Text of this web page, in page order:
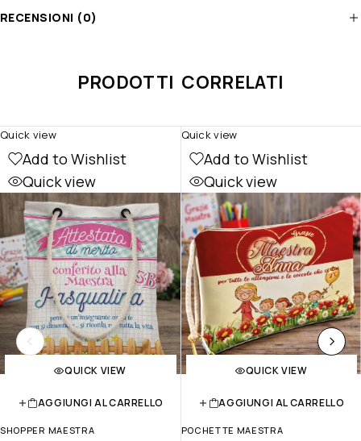
RECENSIONI (0)
PRODOTTI CORRELATI
Add to Wishlist
Quick view
QUICK VIEW
AGGIUNGI AL CARRELLO
SHOPPER MAESTRA
Quick view
Add to Wishlist
Quick view
QUICK VIEW
AGGIUNGI AL CARRELLO
POCHETTE MAESTRA
Quick view